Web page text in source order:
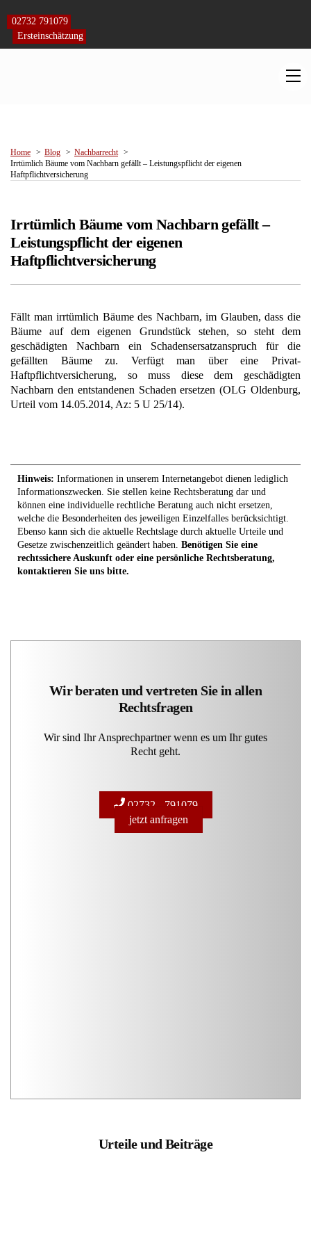
content
02732 791079
Ersteinschätzung
Home Blog
Nachbarrecht
Irrtümlich Bäume vom Nachbarn gefällt – Leistungspflicht der eigenen
Haftpflichtversicherung
Irrtümlich Bäume vom Nachbarn gefällt –
Leistungspflicht der eigenen
Haftpflichtversicherung
Fällt man irrtümlich Bäume des Nachbarn, im Glauben, dass die
Bäume auf dem eigenen Grundstück stehen, so steht dem
geschädigten Nachbarn ein Schadensersatzanspruch für die
gefällten Bäume zu. Verfügt man über eine Privat-
Haftpflichtversicherung, so muss diese dem geschädigten
Nachbarn den entstandenen Schaden ersetzen (OLG Oldenburg,
Urteil vom 14.05.2014, Az: 5 U 25/14).
Hinweis: Informationen in unserem Internetangebot dienen lediglich
Informationszwecken. Sie stellen keine Rechtsberatung dar und
können eine individuelle rechtliche Beratung auch nicht ersetzen,
welche die Besonderheiten des jeweiligen Einzelfalles berücksichtigt.
Ebenso kann sich die aktuelle Rechtslage durch aktuelle Urteile und
Gesetze zwischenzeitlich geändert haben. Benötigen Sie eine
rechtssichere Auskunft oder eine persönliche Rechtsberatung,
kontaktieren Sie uns bitte.
Wir beraten und vertreten Sie in allen
Rechtsfragen
Wir sind Ihr Ansprechpartner wenn es um Ihr gutes
Recht geht.
02732 - 791079
jetzt anfragen
Urteile und Beiträge